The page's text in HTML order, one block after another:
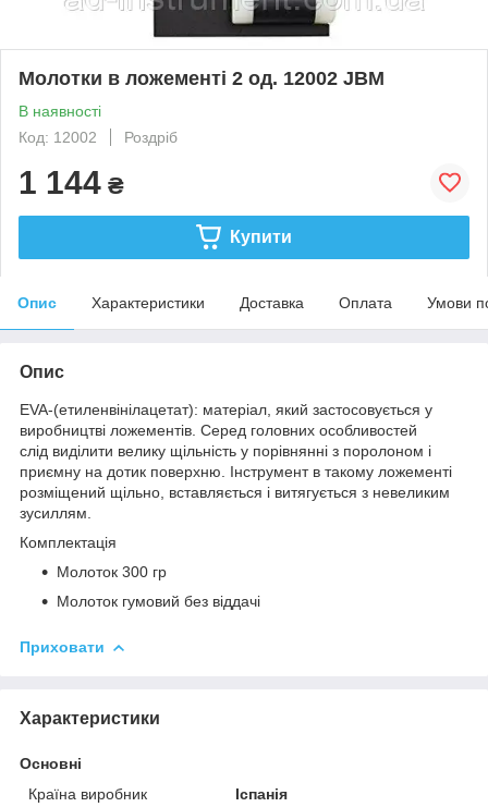
Молотки в ложементі 2 од. 12002 JBM
В наявності
Код: 12002
Роздріб
1 144 ₴
Купити
Опис Характеристики Доставка Оплата Умови
Опис
EVA-(етиленвінілацетат): матеріал, який застосовується у
виробництві ложементів. Серед головних особливостей
слід виділити велику щільність у порівнянні з поролоном і
приємну на дотик поверхню. Інструмент в такому ложементі
розміщений щільно, вставляється і витягується з невеликим
зусиллям.
Комплектація
Молоток 300 гр
Молоток гумовий без віддачі
Приховати
Характеристики
Основні
Країна виробник
Іспанія